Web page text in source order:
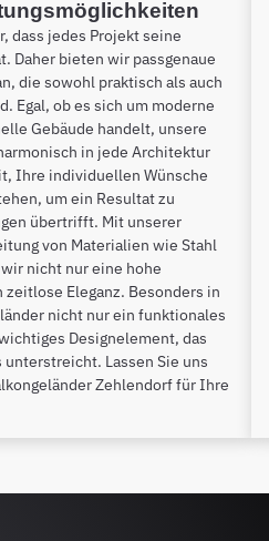
dass jedes Projekt seine
Daher bieten wir passgenaue
die sowohl praktisch als auch
Egal, ob es sich um moderne
Gebäude handelt, unsere
in jede Architektur
Ihre individuellen Wünsche
um ein Resultat zu
übertrifft. Mit unserer
von Materialien wie Stahl
nicht nur eine hohe
Eleganz. Besonders in
nicht nur ein funktionales
Designelement, das
Lassen Sie uns
Zehlendorf für Ihre